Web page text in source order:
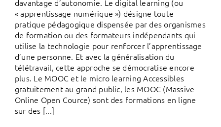
davantage d’autonomie. Le digital learning (ou
« apprentissage numérique ») désigne toute
pratique pédagogique dispensée par des organismes
de formation ou des formateurs indépendants qui
utilise la technologie pour renforcer l’apprentissage
d’une personne. Et avec la généralisation du
télétravail, cette approche se démocratise encore
plus. Le MOOC et le micro learning Accessibles
gratuitement au grand public, les MOOC (Massive
Online Open Cource) sont des formations en ligne
sur des [...]